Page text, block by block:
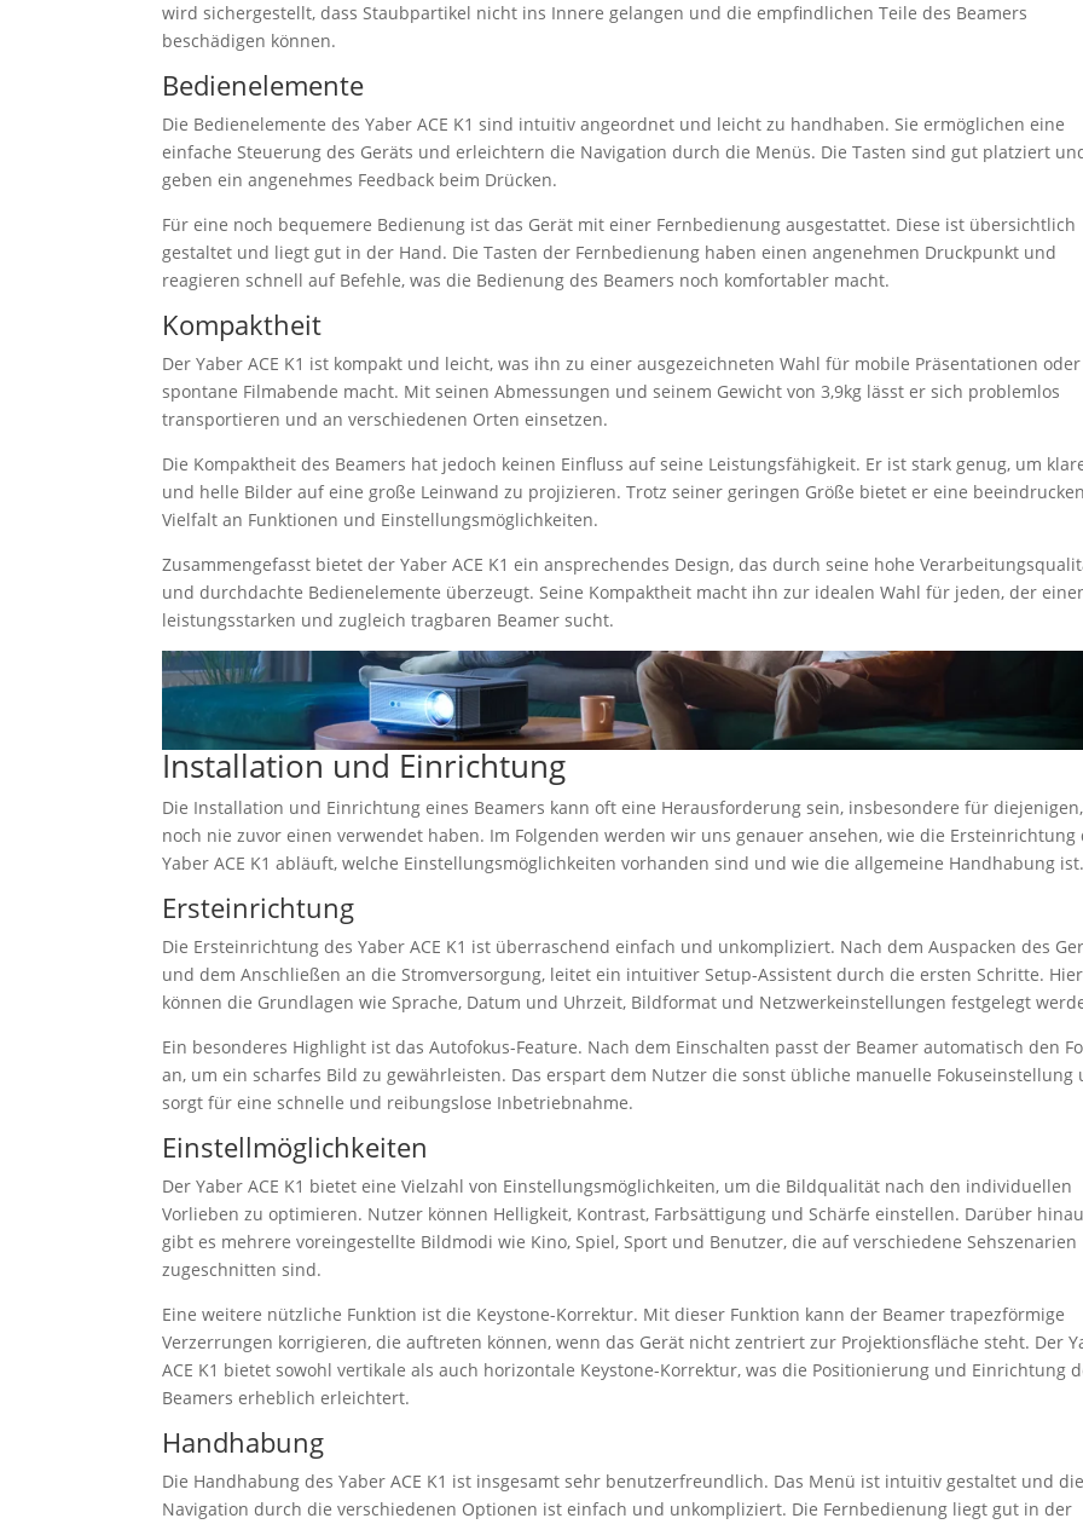
wird sichergestellt, dass Staubpartikel nicht ins Innere gelangen und die empfindlichen Teile des Beamers
beschädigen können.
Bedienelemente
Die Bedienelemente des Yaber ACE K1 sind intuitiv angeordnet und leicht zu handhaben. Sie ermöglichen eine
einfache Steuerung des Geräts und erleichtern die Navigation durch die Menüs. Die Tasten sind gut platziert
geben ein angenehmes Feedback beim Drücken.
Für eine noch bequemere Bedienung ist das Gerät mit einer Fernbedienung ausgestattet. Diese ist übersichtlich
gestaltet und liegt gut in der Hand. Die Tasten der Fernbedienung haben einen angenehmen Druckpunkt und
reagieren schnell auf Befehle, was die Bedienung des Beamers noch komfortabler macht.
Kompaktheit
Der Yaber ACE K1 ist kompakt und leicht, was ihn zu einer ausgezeichneten Wahl für mobile Präsentationen oder
spontane Filmabende macht. Mit seinen Abmessungen und seinem Gewicht von 3,9kg lässt er sich problemlos
transportieren und an verschiedenen Orten einsetzen.
Die Kompaktheit des Beamers hat jedoch keinen Einfluss auf seine Leistungsfähigkeit. Er ist stark genug, um
und helle Bilder auf eine große Leinwand zu projizieren. Trotz seiner geringen Größe bietet er eine
Vielfalt an Funktionen und Einstellungsmöglichkeiten.
Zusammengefasst bietet der Yaber ACE K1 ein ansprechendes Design, das durch seine hohe
und durchdachte Bedienelemente überzeugt. Seine Kompaktheit macht ihn zur idealen Wahl für jeden, der
leistungsstarken und zugleich tragbaren Beamer sucht.
Installation und Einrichtung
Die Installation und Einrichtung eines Beamers kann oft eine Herausforderung sein, insbesondere für
noch nie zuvor einen verwendet haben. Im Folgenden werden wir uns genauer ansehen, wie die Ersteinrichtung
Yaber ACE K1 abläuft, welche Einstellungsmöglichkeiten vorhanden sind und wie die allgemeine Handhabung ist.
Ersteinrichtung
Die Ersteinrichtung des Yaber ACE K1 ist überraschend einfach und unkompliziert. Nach dem Auspacken des
und dem Anschließen an die Stromversorgung, leitet ein intuitiver Setup-Assistent durch die ersten Schritte. Hier
können die Grundlagen wie Sprache, Datum und Uhrzeit, Bildformat und Netzwerkeinstellungen festgelegt
Ein besonderes Highlight ist das Autofokus-Feature. Nach dem Einschalten passt der Beamer automatisch den
an, um ein scharfes Bild zu gewährleisten. Das erspart dem Nutzer die sonst übliche manuelle Fokuseinstellung
sorgt für eine schnelle und reibungslose Inbetriebnahme.
Einstellmöglichkeiten
Der Yaber ACE K1 bietet eine Vielzahl von Einstellungsmöglichkeiten, um die Bildqualität nach den individuellen
Vorlieben zu optimieren. Nutzer können Helligkeit, Kontrast, Farbsättigung und Schärfe einstellen. Darüber
gibt es mehrere voreingestellte Bildmodi wie Kino, Spiel, Sport und Benutzer, die auf verschiedene Sehszenarien
zugeschnitten sind.
Eine weitere nützliche Funktion ist die Keystone-Korrektur. Mit dieser Funktion kann der Beamer trapezförmige
Verzerrungen korrigieren, die auftreten können, wenn das Gerät nicht zentriert zur Projektionsfläche steht. Der
ACE K1 bietet sowohl vertikale als auch horizontale Keystone-Korrektur, was die Positionierung und Einrichtung
Beamers erheblich erleichtert.
Handhabung
Die Handhabung des Yaber ACE K1 ist insgesamt sehr benutzerfreundlich. Das Menü ist intuitiv gestaltet und die
Navigation durch die verschiedenen Optionen ist einfach und unkompliziert. Die Fernbedienung liegt gut in der